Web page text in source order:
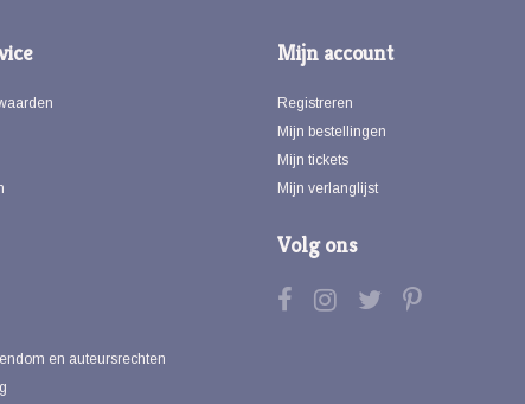
en auteursrechten
Mijn account
Registreren
Mijn bestellingen
Mijn tickets
Mijn verlanglijst
Volg ons